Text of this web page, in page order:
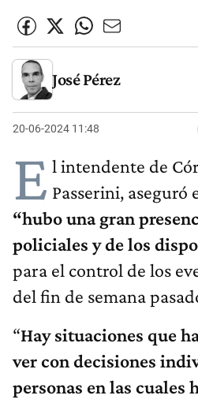
José Pérez
20-06-2024 11:48
E l intendente de
Passerini, aseguró
“hubo una gran
policiales y de los
para el control de los
del fin de semana
“Hay situaciones que
ver con decisiones
personas en las cuales